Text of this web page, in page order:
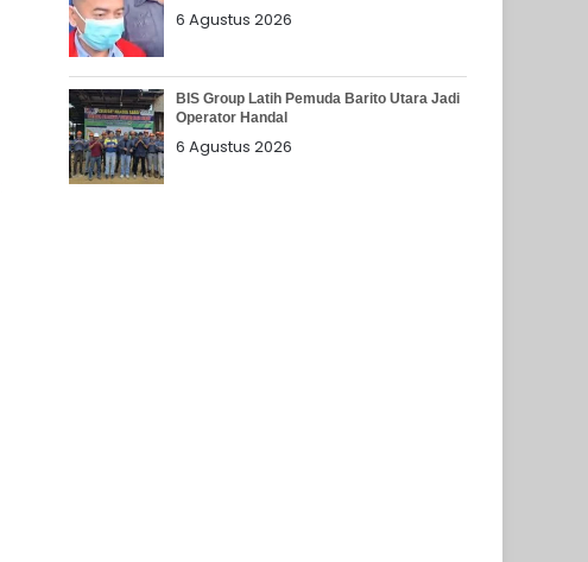
6 Agustus 2026
BIS Group Latih Pemuda Barito Utara Jadi
Operator Handal
6 Agustus 2026